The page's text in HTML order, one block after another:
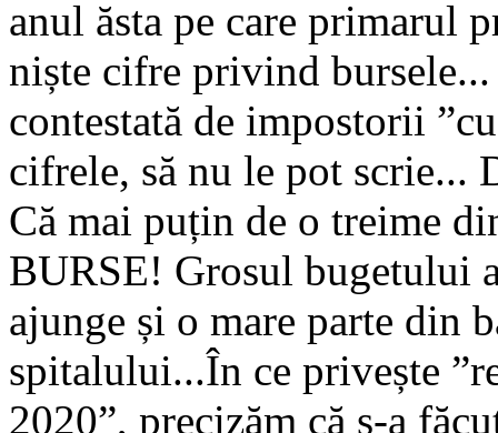
anul ăsta pe care primarul
niște cifre privind
contestată de impostorii
cifrele, să nu le pot scrie...
Că mai puțin de o treime
BURSE! Grosul bugetului
ajunge și o mare parte din
spitalului...În ce privește
2020”, precizăm că s-a